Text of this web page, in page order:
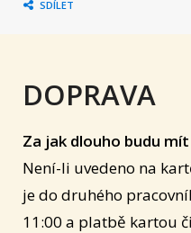
SDÍLET
DOPRAVA
Za jak dlouho budu
Není-li uvedeno na
je do druhého
11:00 a platbě kartou